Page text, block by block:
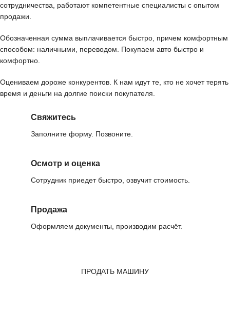
сотрудничества, работают компетентные специалисты с опытом
продажи.
Обозначенная сумма выплачивается быстро, причем комфортным
способом: наличными, переводом. Покупаем авто быстро и
комфортно.
Оцениваем дороже конкурентов. К нам идут те, кто не хочет терять
время и деньги на долгие поиски покупателя.
Свяжитесь
Заполните форму. Позвоните.
Осмотр и оценка
Сотрудник приедет быстро, озвучит стоимость.
Продажа
Оформляем документы, производим расчёт.
ПРОДАТЬ МАШИНУ